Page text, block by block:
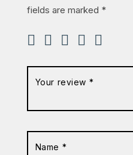
fields are marked *